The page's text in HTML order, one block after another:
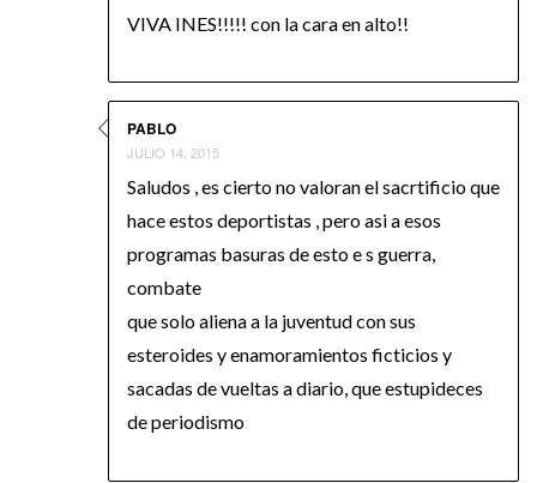
VIVA INES!!!!! con la cara en alto!!
PABLO
JULIO 14, 2015
Saludos , es cierto no valoran el sacrtificio que
hace estos deportistas , pero asi a esos
programas basuras de esto e s guerra,
combate
que solo aliena a la juventud con sus
esteroides y enamoramientos ficticios y
sacadas de vueltas a diario, que estupideces
de periodismo